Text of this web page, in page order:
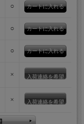
○
○
○
× 入荷連絡を希望
× 入荷連絡を希望